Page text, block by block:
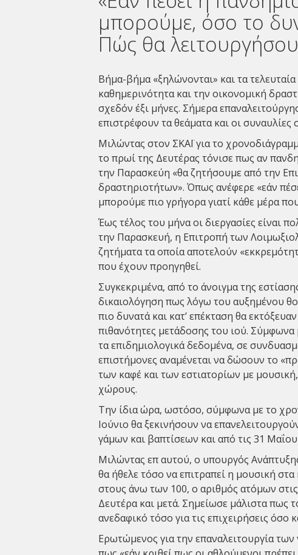
μπορούμε, όσο το
Πώς θα
Βήμα-βήμα «ξηλώνονται» και τα
καθημερινότητα και την οικονομική
σχεδόν έξι μήνες. Σήμερα
επιστρέφουν τα θεάματα και οι
Μιλώντας στον ΣΚΑΪ για το
το πρωί της Δευτέρας τόνισε πως αν
την Παρασκεύη «θα ζητήσουμε από την
δραστηριοτήτων». Όπως ανέφερε «εάν
μπορούμε πιο γρήγορα γιατί κάθε μέρα
Έως τέλος του μήνα οι διεργασίες είναι
την Παρασκευή, η Επιτροπή των
ζητήματα τα οποία αποτελούν
που έχουν προηγηθεί.
Συγκεκριμένα, από το άνοιγμα της
δικαιολόγηση πως λόγω του αυξημένου
πιο δυνατά και κατ’ επέκταση θα
πιθανότητες μετάδοσης του ιού.
τα επιδημιολογικά δεδομένα, σε
επιστήμονες αναμένεται να δώσουν το
των καφέ και των εστιατορίων με
χώρους.
Την ίδια ώρα, ωστόσο, σύμφωνα με το
Ιούνιο θα ξεκινήσουν να
γάμων και βαπτίσεων και από τις 31
Μιλώντας επ αυτού, ο υπουργός
θα ήθελε τόσο να επιτραπεί η μουσική
στους άνω των 100, ο αριθμός ατόμων
Δευτέρα και μετά. Σημείωσε μάλιστα πως
ανεδαφικό τόσο για τις επιχειρήσεις όσο
Ερωτώμενος για την επαναλειτουργία